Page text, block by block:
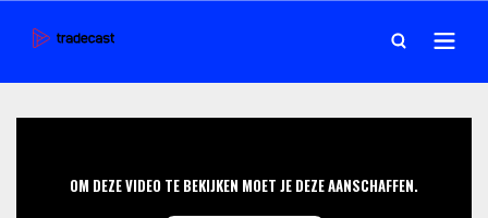
OM DEZE VIDEO TE BEKIJKEN MOET JE DEZE AANSCHAFFEN.